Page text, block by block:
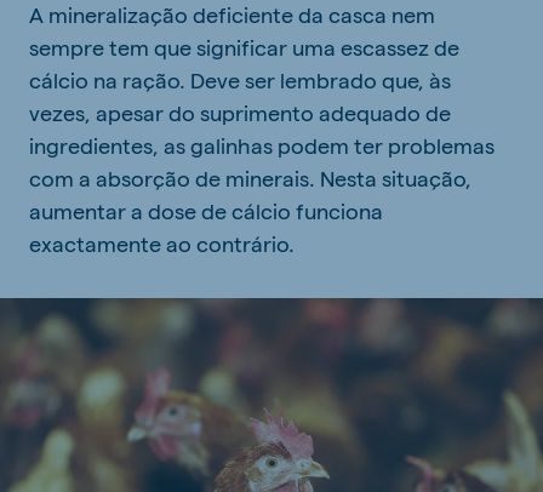
A mineralização deficiente da casca nem
sempre tem que significar uma escassez de
cálcio na ração. Deve ser lembrado que, às
vezes, apesar do suprimento adequado de
ingredientes, as galinhas podem ter problemas
com a absorção de minerais. Nesta situação,
aumentar a dose de cálcio funciona
exactamente ao contrário.